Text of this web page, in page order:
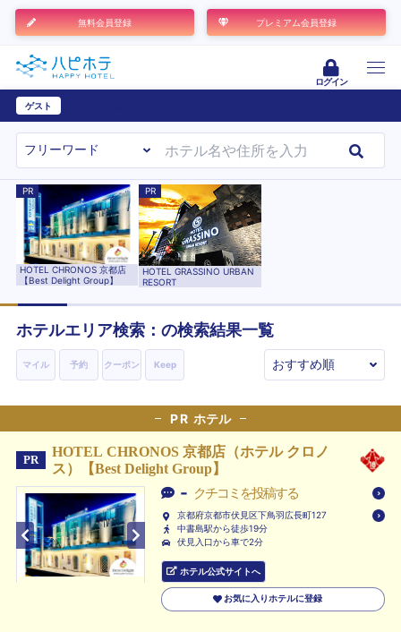
無料会員登録 プレミアム会員登録
ログイン
ゲスト
PR
HOTEL CHRONOS 京都店
【Best Delight Group】
PR
HOTEL GRASSINO URBAN
RESORT
ホテルエリア検索：の検索結果一覧
マイル 予約 クーポン Keep
PR ホテル
PR
HOTEL CHRONOS 京都店（ホテル クロノ
ス）【Best Delight Group】
- クチコミを投稿する
京都府京都市伏見区下鳥羽広長町127
中書島駅から徒歩19分
伏見入口から車で2分
ホテル公式サイトへ
お気に入りホテルに登録